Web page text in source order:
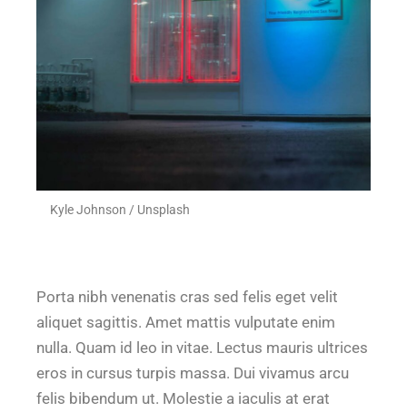
Kyle Johnson / Unsplash
Porta nibh venenatis cras sed felis eget velit
aliquet sagittis. Amet mattis vulputate enim
nulla. Quam id leo in vitae. Lectus mauris ultrices
eros in cursus turpis massa. Dui vivamus arcu
felis bibendum ut. Molestie a iaculis at erat